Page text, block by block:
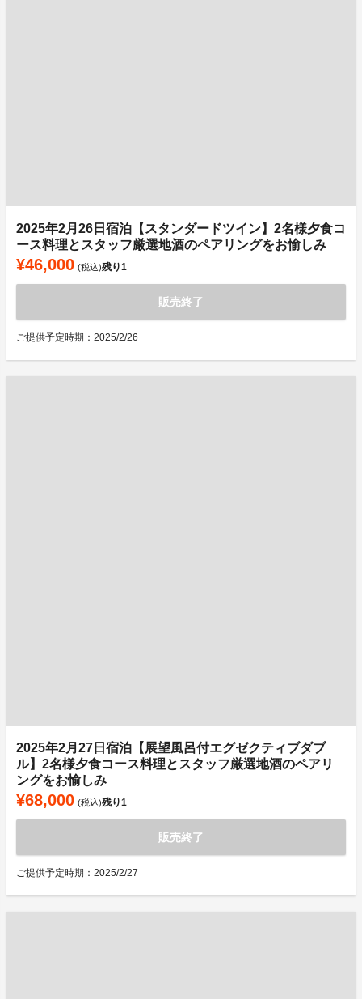
2025年2月26日宿泊【スタンダードツイン】2名様夕食コ
ース料理とスタッフ厳選地酒のペアリングをお愉しみ
¥46,000 (税込)残り1
販売終了
ご提供予定時期：2025/2/26
2025年2月27日宿泊【展望風呂付エグゼクティブダブ
ル】2名様夕食コース料理とスタッフ厳選地酒のペアリ
ングをお愉しみ
¥68,000 (税込)残り1
販売終了
ご提供予定時期：2025/2/27